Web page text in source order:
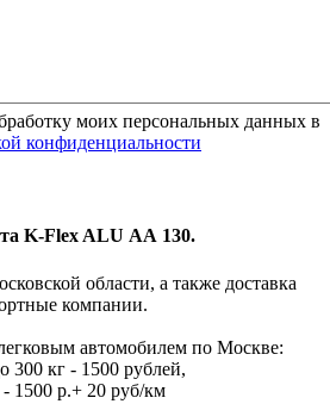
моих персональных данных в
конфиденциальности
K-Flex ALU АА 130.
области, а также доставка
компании.
автомобилем по Москве:
300 кг - 1500 рублей,
1500 р.+ 20 руб/км